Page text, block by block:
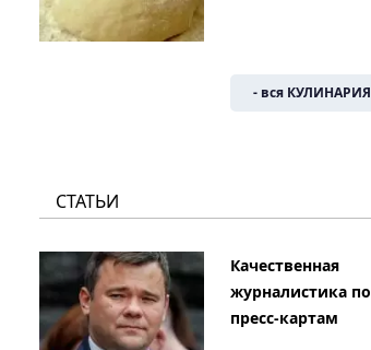
- вся КУЛИНАРИЯ
СТАТЬИ
Качественная
журналистика по
пресс-картам